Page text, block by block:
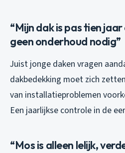
“Mijn dak is pas tien
geen onderhoud nodig”
Juist jonge daken vragen
dakbedekking moet zich
van installatieproblemen
Een jaarlijkse controle in de
“Mos is alleen lelijk,